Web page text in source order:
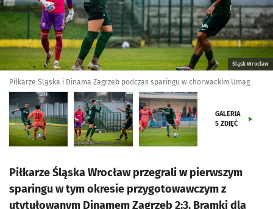
Śląsk Wrocław
Piłkarze Śląska i Dinama Zagrzeb podczas sparingu w chorwackim Umag
GALERIA
5 ZDJĘĆ
Piłkarze Śląska Wrocław przegrali w pierwszym
sparingu w tym okresie przygotowawczym z
utytułowanym Dinamem Zagrzeb 2:3. Bramki dla